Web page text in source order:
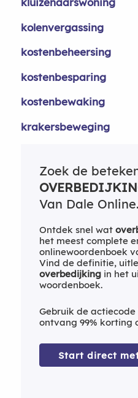
kolenvergassing
kostenbeheersing
kostenbesparing
kostenbewaking
krakersbeweging
Zoek de
Van Dale Online.
Ontdek snel wat
het meest complete
onlinewoordenboek
Vind de definitie,
overbedijkingin het
woordenboek.
Gebruik de actiecode
ontvang 99% korting
Start direct